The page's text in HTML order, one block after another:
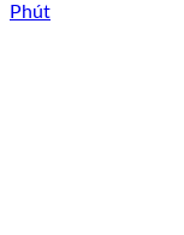
Phút